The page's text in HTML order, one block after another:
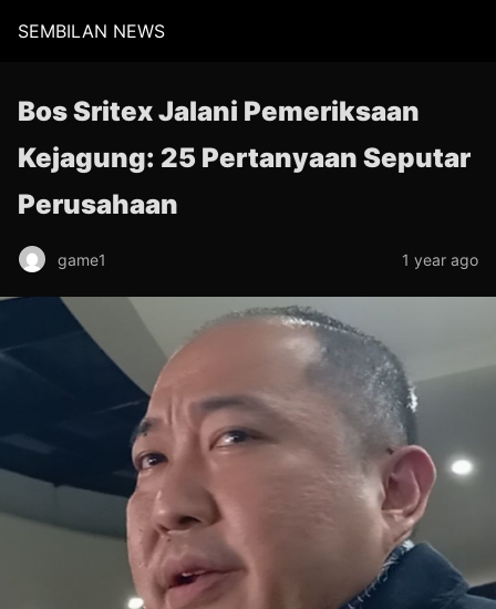
SEMBILAN NEWS
Bos Sritex Jalani Pemeriksaan
Kejagung: 25 Pertanyaan Seputar
Perusahaan
game1 1 year ago